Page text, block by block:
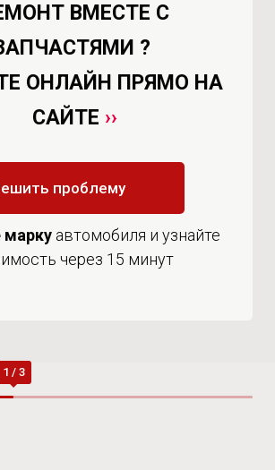
ВМЕСТЕ С
?
ОНЛАЙН ПРЯМО НА
САЙТЕ ››
проблему
марку автомобиля и узнайте
через 15 минут